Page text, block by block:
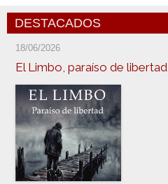
DESTACADOS
18/06/2026
El Limbo, paraíso de libertad